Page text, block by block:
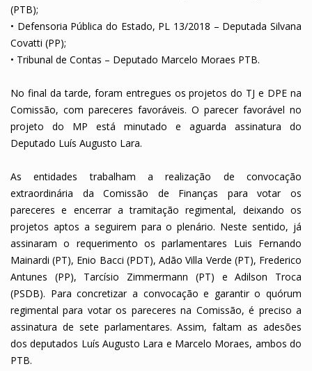
(PTB);
• Defensoria Pública do Estado, PL 13/2018 – Deputada Silvana
Covatti (PP);
• Tribunal de Contas – Deputado Marcelo Moraes PTB.
No final da tarde, foram entregues os projetos do TJ e DPE na
Comissão, com pareceres favoráveis. O parecer favorável no
projeto do MP está minutado e aguarda assinatura do
Deputado Luís Augusto Lara.
As entidades trabalham a realização de convocação
extraordinária da Comissão de Finanças para votar os
pareceres e encerrar a tramitação regimental, deixando os
projetos aptos a seguirem para o plenário. Neste sentido, já
assinaram o requerimento os parlamentares Luis Fernando
Mainardi (PT), Enio Bacci (PDT), Adão Villa Verde (PT), Frederico
Antunes (PP), Tarcísio Zimmermann (PT) e Adilson Troca
(PSDB). Para concretizar a convocação e garantir o quórum
regimental para votar os pareceres na Comissão, é preciso a
assinatura de sete parlamentares. Assim, faltam as adesões
dos deputados Luís Augusto Lara e Marcelo Moraes, ambos do
PTB.